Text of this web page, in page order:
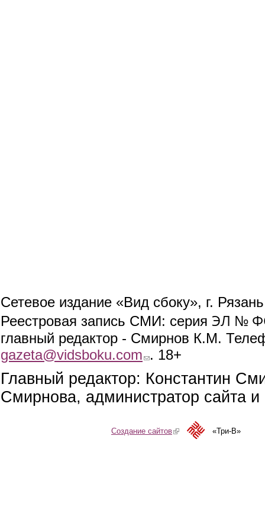
Сетевое издание «Вид сбоку», г.
Реестровая запись СМИ: серия ЭЛ №
главный редактор - Смирнов К.М.
gazeta@vidsboku.com (link sends e-mail)
. 18+
Главный редактор: Константин
Смирнова, администратор сайта
Создание сайтов(link is external)«Три-В»